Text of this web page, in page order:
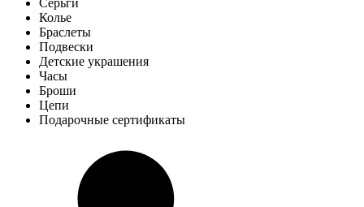
Серьги
Колье
Браслеты
Подвески
Детские украшения
Часы
Броши
Цепи
Подарочные сертификаты